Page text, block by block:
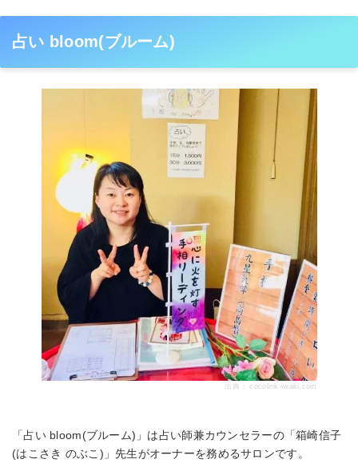
占い bloom(ブルーム)
出典： cocolink-iwaki.com
「占い bloom(ブルーム)」は占い師兼カウンセラーの「箱崎信子
(はこさき のぶこ)」先生がオーナーを務めるサロンです。